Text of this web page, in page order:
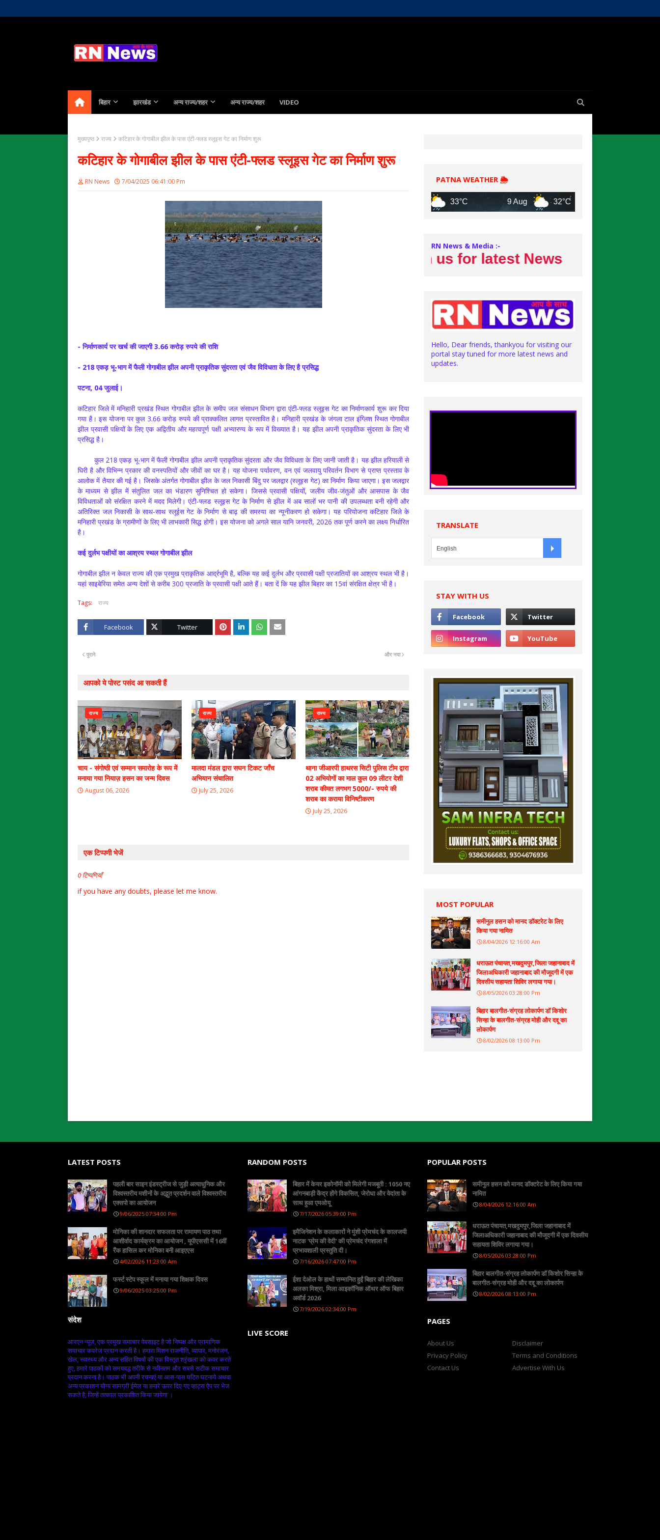
बिहार झारखंड अन्य राज्य/शहर अन्य राज्य/शहर VIDEO
मुख्यपृष्ठ राज्य कटिहार के गोगाबील झील के पास एंटी-फ्लड स्लूइस गेट का निर्माण शुरू
कटिहार के गोगाबील झील के पास एंटी-फ्लड स्लूइस गेट का निर्माण शुरू
RN News 7/04/2025 06:41:00 Pm
- निर्माणकार्य पर खर्च की जाएगी 3.66 करोड़ रुपये की राशि
- 218 एकड़ भू-भाग में फैली गोगाबील झील अपनी प्राकृतिक सुंदरता एवं जैव विविधता के लिए है प्रसिद्ध
पटना, 04 जुलाई।
कटिहार जिले में मनिहारी प्रखंड स्थित गोगाबील झील के समीप जल संसाधन विभाग द्वारा एंटी-फ्लड स्लूइस गेट का निर्माणकार्य शुरू कर दिया
गया है। इस योजना पर कुल 3.66 करोड़ रुपये की प्राक्कलित लागत प्रस्तावित है। मनिहारी प्रखंड के जंगला टाल इंग्लिश स्थित गोगाबील
झील प्रवासी पक्षियों के लिए एक अद्वितीय और महत्वपूर्ण पक्षी अभ्यारण्य के रूप में विख्यात है। यह झील अपनी प्राकृतिक सुंदरता के लिए भी
प्रसिद्ध है।
कुल 218 एकड़ भू-भाग में फैली गोगाबील झील अपनी प्राकृतिक सुंदरता और जैव विविधता के लिए जानी जाती है। यह झील हरियाली से
घिरी है और विभिन्न प्रकार की वनस्पतियों और जीवों का घर है। यह योजना पर्यावरण, वन एवं जलवायु परिवर्तन विभाग से प्राप्त प्रस्ताव के
आलोक में तैयार की गई है। जिसके अंतर्गत गोगाबील झील के जल निकासी बिंदु पर जलद्वार (स्लूइस गेट) का निर्माण किया जाएगा। इस जलद्वार
के माध्यम से झील में संतुलित जल का भंडारण सुनिश्चित हो सकेगा। जिससे प्रवासी पक्षियों, जलीय जीव-जंतुओं और आसपास के जैव
विविधताओं को संरक्षित करने में मदद मिलेगी। एंटी-फ्लड स्लूइस गेट के निर्माण से झील में अब सालों भर पानी की उपलब्धता बनी रहेगी और
अतिरिक्त जल निकासी के साथ-साथ स्लूईस गेट के निर्माण से बाढ़ की समस्या का न्यूनीकरण हो सकेगा। यह परियोजना कटिहार जिले के
मनिहारी प्रखंड के ग्रामीणों के लिए भी लाभकारी सिद्ध होगी। इस योजना को अगले साल यानि जनवरी, 2026 तक पूर्ण करने का लक्ष्य निर्धारित
है।
कई दुर्लभ पक्षीयों का आश्रय स्थल गोगाबील झील
गोगाबील झील न केवल राज्य की एक प्रमुख प्राकृतिक आर्द्रभूमि है, बल्कि यह कई दुर्लभ और प्रवासी पक्षी प्रजातियों का आश्रय स्थल भी है।
यहां साइबेरिया समेत अन्य देशों से करीब 300 प्रजाति के प्रवासी पक्षी आते हैं। बता दें कि यह झील बिहार का 15वां संरक्षित क्षेत्र भी है।
Tags: राज्य
Facebook Twitter
और नया
पुराने
आपको ये पोस्ट पसंद आ सकती हैं
राज्य
चाय - संगोष्ठी एवं सम्मान समारोह के रूप में
मनाया गया नियाज़ हसन का जन्म दिवस
August 06, 2026
राज्य
मालदा मंडल द्वारा सघन टिकट जाँच
अभियान संचालित
July 25, 2026
राज्य
थाना जीआरपी हाथरस सिटी पुलिस टीम द्वारा
02 अभियोगों का माल कुल 09 लीटर देशी
शराब कीमत लगभग 5000/- रुपये की
शराब का कराया विनिष्टीकरण
July 25, 2026
एक टिप्पणी भेजें
0 टिप्पणियाँ
if you have any doubts, please let me know.
PATNA WEATHER 🌦️
Patna 33°C 9 Aug 32°C
RN News & Media :-
Stay with us for latest News
Hello, Dear friends, thankyou for visiting our
portal stay tuned for more latest news and
updates.
TRANSLATE
STAY WITH US
MOST POPULAR
समीनुल हसन को मानद डॉक्टरेट के लिए
किया गया नामित
8/04/2026 12:16:00 Am
धराऊत पंचायत,मखदुमपुर,जिला जहानाबाद में
जिलाअधिकारी जहानाबाद की मौजूदगी में एक
दिवसीय सहायता शिविर लगाया गया।
8/05/2026 03:28:00 Pm
बिहार बालगीत-संग्रह लोकार्पण डॉ किशोर
सिन्हा के बालगीत-संग्रह मोही और दद्दू का
लोकार्पण
8/02/2026 08:13:00 Pm
LATEST POSTS
पहली बार साइन इंडस्ट्रीज से जुड़ी अत्याधुनिक और
विश्वस्तरीय मशीनों के अद्भुत प्रदर्शन वाले विश्वस्तरीय
एक्सपो का आयोजन
9/06/2025 07:34:00 Pm
मोनिका की शानदार सफलता पर रामायण पाठ तथा
आशीर्वाद कार्यक्रम का आयोजन , यूपीएससी में 16वीं
रैंक हासिल कर मोनिका बनी आइएएस
4/02/2026 11:23:00 Am
फर्स्ट स्टेप स्कूल में मनाया गया शिक्षक दिवस
9/06/2025 03:25:00 Pm
संदेश
आरएन न्यूज़, एक प्रमुख समाचार वेबसाइट है जो निष्पक्ष और प्रामाणिक
समाचार कवरेज प्रदान करती है। हमारा मिशन राजनीति, व्यापार, मनोरंजन,
खेल, स्वास्थ्य और अन्य सहित विषयों की एक विस्तृत श्रृंखला को कवर करते
हुए, हमारे पाठकों को समयबद्ध तरीके से नवीनतम और सबसे सटीक समाचार
प्रदान करना है। पाठक भी अपनी रचनाएं या आस-पास घटित घटनाये अथवा
अन्य प्रकाशन योग्य सामग्री ईमेल या हमारे ऊपर दिए गए व्हाट्स ऐप पर भेज
सकते है, जिन्हें तत्काल प्रकाशित किया जायेगा ।
RANDOM POSTS
बिहार में केयर इकोनॉमी को मिलेगी मजबूती : 1050 नए
आंगनबाड़ी केंद्र होंगे विकसित, जेरोधा और वेदांता के
साथ हुआ एमओयू
7/17/2026 05:39:00 Pm
इमैजिनेशन के कलाकारों ने मुंशी प्रेमचंद के कालजयी
नाटक 'प्रेम की वेदी' की प्रेमचंद रंगशाला में
प्रभावशाली प्रस्तुति दी।
7/16/2026 07:47:00 Pm
ईशा देओल के हाथों सम्मानित हुईं बिहार की लेखिका
अलका मिश्रा, मिला आइकॉनिक ऑथर ऑफ बिहार
अवॉर्ड 2026
7/19/2026 02:34:00 Pm
LIVE SCORE
POPULAR POSTS
समीनुल हसन को मानद डॉक्टरेट के लिए किया गया
नामित
8/04/2026 12:16:00 Am
धराऊत पंचायत,मखदुमपुर,जिला जहानाबाद में
जिलाअधिकारी जहानाबाद की मौजूदगी में एक दिवसीय
सहायता शिविर लगाया गया।
8/05/2026 03:28:00 Pm
बिहार बालगीत-संग्रह लोकार्पण डॉ किशोर सिन्हा के
बालगीत-संग्रह मोही और दद्दू का लोकार्पण
8/02/2026 08:13:00 Pm
PAGES
About Us
Disclaimer
Privacy Policy
Terms and Conditions
Contact Us
Advertise With Us